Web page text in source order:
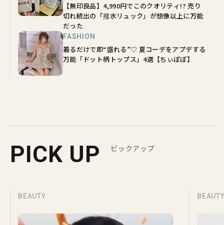
【無印良品】4,990円でこのクオリティ!? 売り
切れ続出の「撥水リュック」が想像以上に万能
だった
FASHION
着るだけで即“盛れる”♡ 夏コーデをアプデする
万能「ドット柄トップス」4選【ちぃぽぽ】
PICK UP ピックアップ
BEAUTY